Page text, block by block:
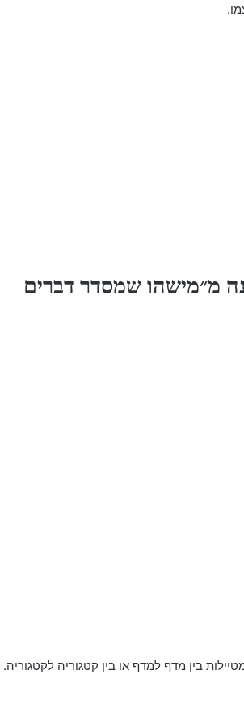
מ״מישהו שמסדר דברים
בין מדף למדף או בין קטגוריה לקטגוריה.